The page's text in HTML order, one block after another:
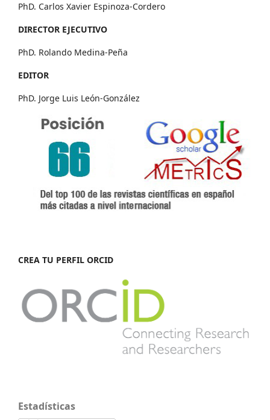
PhD. Carlos Xavier Espinoza-Cordero
DIRECTOR EJECUTIVO
PhD. Rolando Medina-Peña
EDITOR
PhD. Jorge Luis León-González
CREA TU PERFIL ORCID
Estadísticas